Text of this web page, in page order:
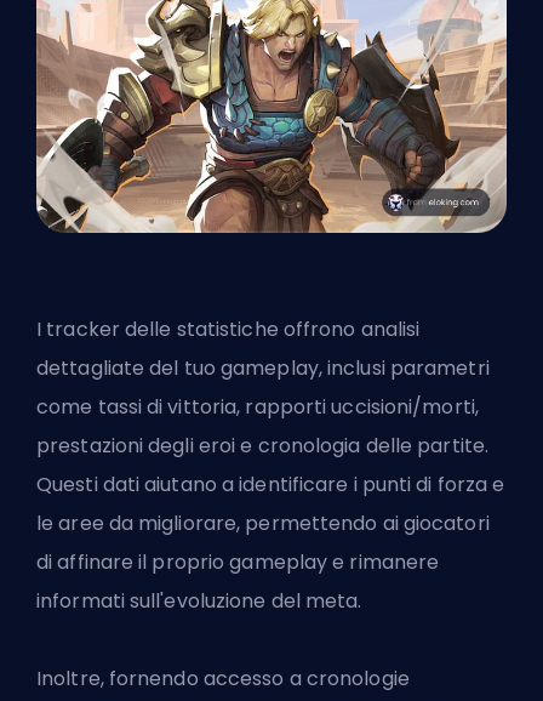
I tracker delle statistiche offrono analisi
dettagliate del tuo gameplay, inclusi parametri
come tassi di vittoria, rapporti uccisioni/morti,
prestazioni degli eroi e cronologia delle partite.
Questi dati aiutano a identificare i punti di forza e
le aree da migliorare, permettendo ai giocatori
di affinare il proprio gameplay e rimanere
informati sull'evoluzione del meta.
Inoltre, fornendo accesso a cronologie